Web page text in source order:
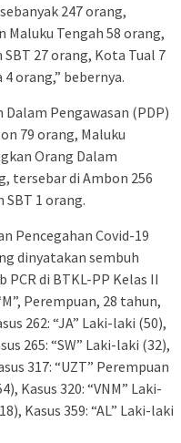
247 orang,
Maluku Tengah 58 orang,
27 orang, Kota Tual 7
orang,” bebernya.
Pengawasan (PDP)
79 orang, Maluku
Orang Dalam
tersebar di Ambon 256
SBT 1 orang.
Pencegahan Covid-19
dinyatakan sembuh
PCR di BTKL-PP Kelas II
Perempuan, 28 tahun,
262: “JA” Laki-laki (50),
265: “SW” Laki-laki (32),
317: “UZT” Perempuan
Kasus 320: “VNM” Laki-
Kasus 359: “AL” Laki-laki